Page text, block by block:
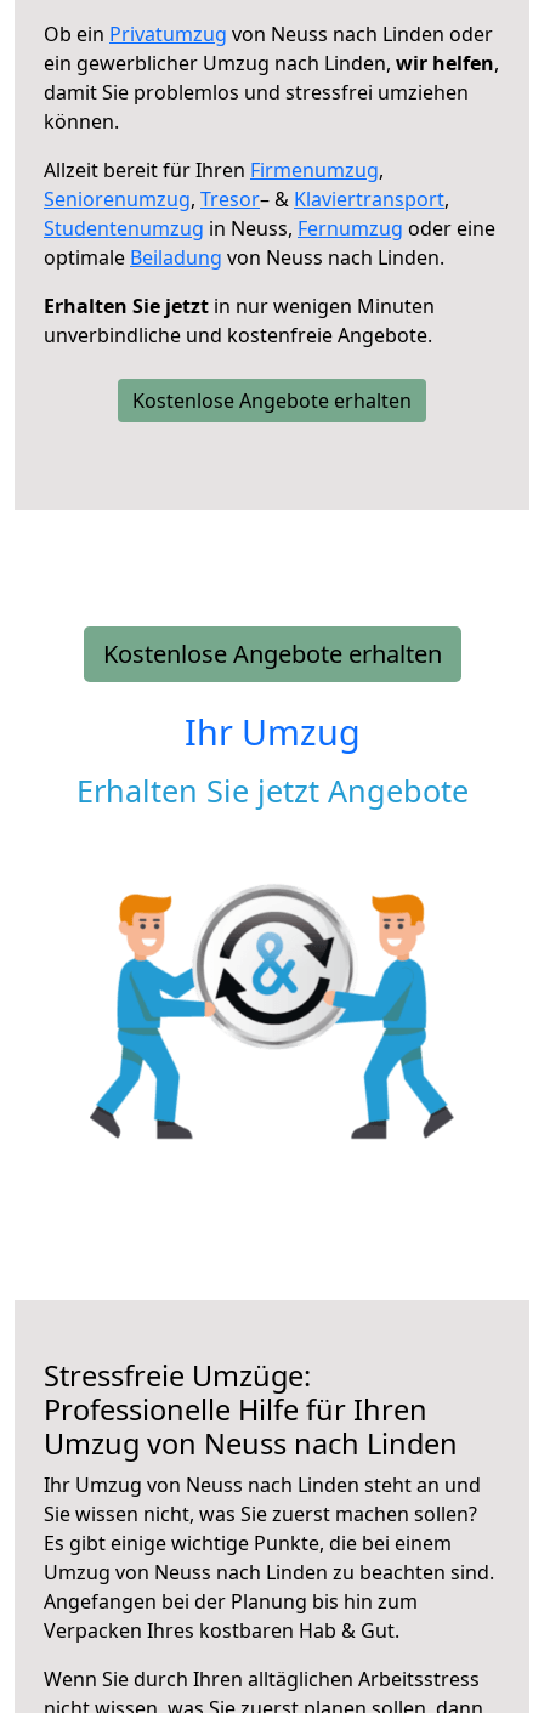
Ob ein Privatumzug von Neuss nach Linden oder
ein gewerblicher Umzug nach Linden, wir helfen,
damit Sie problemlos und stressfrei umziehen
können.
Allzeit bereit für Ihren Firmenumzug,
Seniorenumzug, Tresor– & Klaviertransport,
Studentenumzug in Neuss, Fernumzug oder eine
optimale Beiladung von Neuss nach Linden.
Erhalten Sie jetzt in nur wenigen Minuten
unverbindliche und kostenfreie Angebote.
Kostenlose Angebote erhalten
Kostenlose Angebote erhalten
Ihr Umzug
Erhalten Sie jetzt Angebote
Stressfreie Umzüge:
Professionelle Hilfe für Ihren
Umzug von Neuss nach Linden
Ihr Umzug von Neuss nach Linden steht an und
Sie wissen nicht, was Sie zuerst machen sollen?
Es gibt einige wichtige Punkte, die bei einem
Umzug von Neuss nach Linden zu beachten sind.
Angefangen bei der Planung bis hin zum
Verpacken Ihres kostbaren Hab & Gut.
Wenn Sie durch Ihren alltäglichen Arbeitsstress